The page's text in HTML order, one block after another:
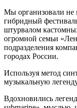
Мы организовали не
гибридный
штурвалом
огромной семьи
подразделения
городах России.
Используя метод
музыкальную
Вдохновились